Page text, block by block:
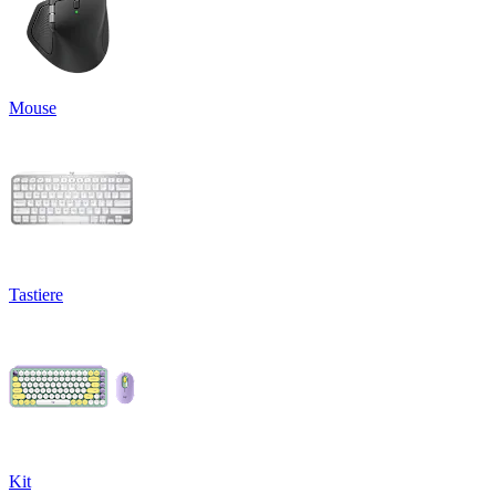
Mouse
Tastiere
Kit